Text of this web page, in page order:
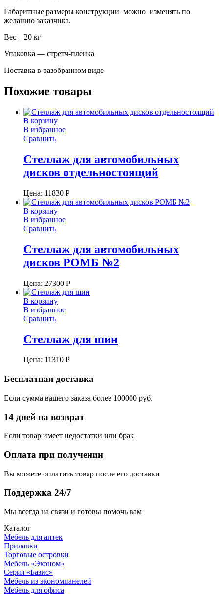
Габаритные размеры конструкции можно изменять по
желанию заказчика.
Вес – 20 кг
Упаковка — стретч-пленка
Поставка в разобранном виде
Похожие товары
В корзину
В избранное
Сравнить
Стеллаж для автомобильных
дисков отдельностоящий
Цена: 11830 Р
В корзину
В избранное
Сравнить
Стеллаж для автомобильных
дисков РОМБ №2
Цена: 27300 Р
В корзину
В избранное
Сравнить
Стеллаж для шин
Цена: 11310 Р
Бесплатная доставка
Если сумма вашего заказа более 100000 руб.
14 дней на возврат
Если товар имеет недостатки или брак
Оплата при получении
Вы можете оплатить товар после его доставки
Поддержка 24/7
Мы всегда на связи и готовы помочь вам
Каталог
Мебель для аптек
Прилавки
Торговые островки
Мебель «Эконом»
Серия «Базис»
Мебель из экономпанелей
Мебель для офиса